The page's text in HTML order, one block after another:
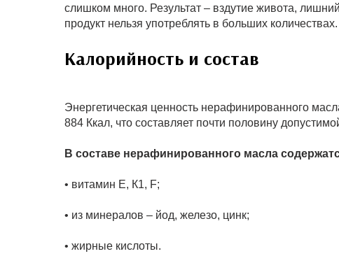
слишком много. Результат – вздутие живота,
продукт нельзя употреблять в больших
Калорийность и состав
Энергетическая ценность нерафинированного
884 Ккал, что составляет почти половину
В составе нерафинированного масла
• витамин Е, К1, F;
• из минералов – йод, железо, цинк;
• жирные кислоты.